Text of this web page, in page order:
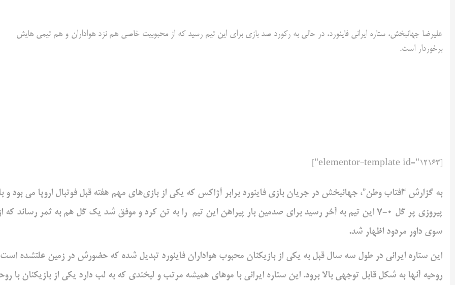
علیرضا جهانبخش، ستاره ایرانی فاینورد، در حالی به رکورد صد بازی برای این تیم رسید که از محبوبیت خاصی هم نزد هواداران و هم تیمی هایش
برخوردار است.
به گزارش “افتاب وطن”، جهانبخش در جریان بازی فاینورد برابر آژاکس که یکی از بازی‌های مهم هفته قبل فوتبال اروپا می بود و
پیروزی پر گل 0-7 این تیم به آخر رسید برای صدمین بار پیراهن این تیم را به تن کرد و موفق شد یک گل هم به ثمر رساند که
سوی داور مردود اظهار شد.
این ستاره ایرانی در طول سه سال قبل به یکی از بازیکنان محبوب هواداران فاینورد تبدیل شده که حضورش در زمین علتشده است
روحیه آنها به شکل قابل توجهی بالا برود. این ستاره ایرانی با موهای همیشه مرتب و لبخندی که به لب دارد یکی از بازیکنان با